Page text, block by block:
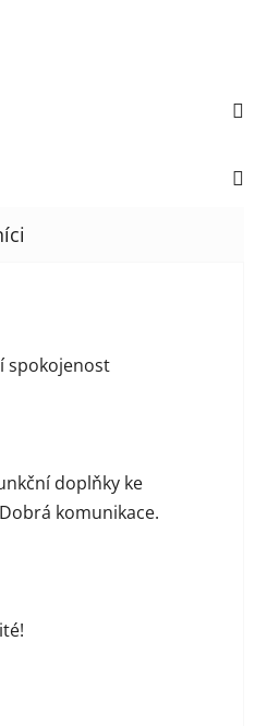
5 hvězdiček.
spokojenost
5 hvězdiček.
doplňky ke
komunikace.
5 hvězdiček.
5 hvězdiček.